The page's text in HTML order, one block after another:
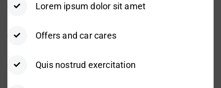
Lorem ipsum dolor sit amet
Offers and car cares
Quis nostrud exercitation